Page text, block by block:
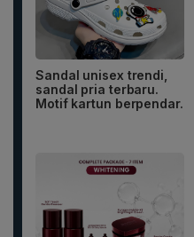
Sandal unisex trendi,
sandal pria terbaru.
Motif kartun berpendar.